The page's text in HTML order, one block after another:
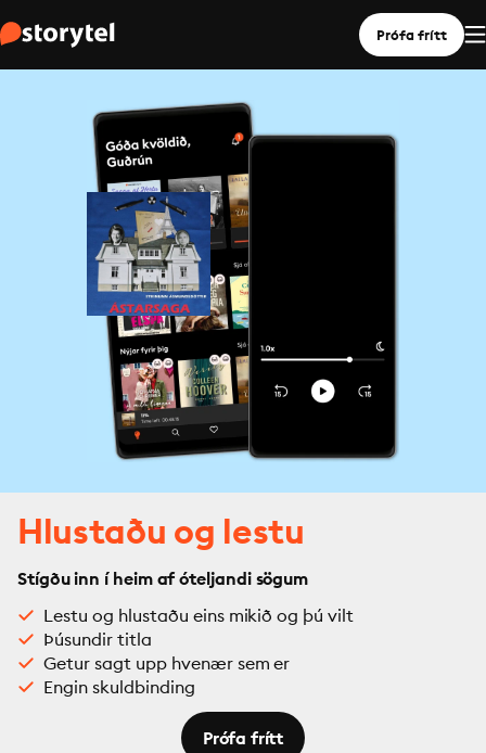
Prófa frítt
Hlustaðu og lestu
Stígðu inn í heim af óteljandi sögum
Lestu og hlustaðu eins mikið og þú vilt
Þúsundir titla
Getur sagt upp hvenær sem er
Engin skuldbinding
Prófa frítt